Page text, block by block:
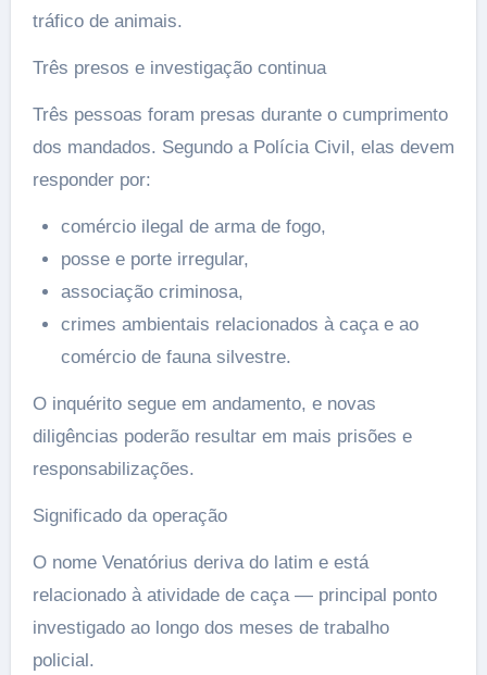
tráfico de animais.
Três presos e investigação continua
Três pessoas foram presas durante o cumprimento
dos mandados. Segundo a Polícia Civil, elas devem
responder por:
comércio ilegal de arma de fogo,
posse e porte irregular,
associação criminosa,
crimes ambientais relacionados à caça e ao
comércio de fauna silvestre.
O inquérito segue em andamento, e novas
diligências poderão resultar em mais prisões e
responsabilizações.
Significado da operação
O nome Venatórius deriva do latim e está
relacionado à atividade de caça — principal ponto
investigado ao longo dos meses de trabalho
policial.